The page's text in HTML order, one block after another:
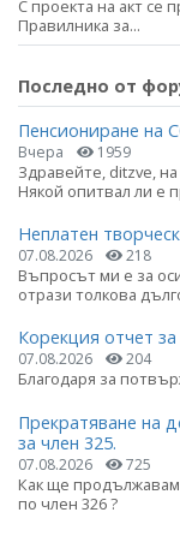
С проекта на акт се
Правилника за...
Последно от
Пенсиониране на
Вчера 1959
Здравейте, ditzve,
Някой опитвал ли е
Неплатен
07.08.2026 218
Въпросът ми е за
отрази толкова
Корекция отчет
07.08.2026 204
Благодаря за
Прекратяване на
за член 325.
07.08.2026 725
Как ще
по член 326 ?